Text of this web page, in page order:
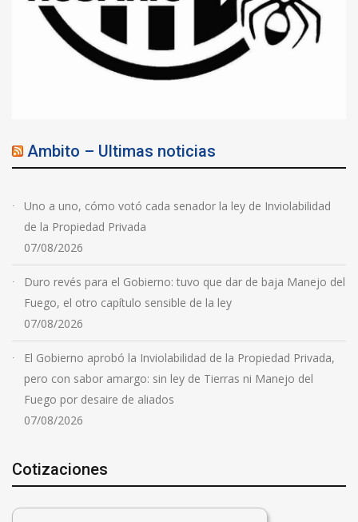
Ambito – Ultimas noticias
Uno a uno, cómo votó cada senador la ley de Inviolabilidad
de la Propiedad Privada
07/08/2026
Duro revés para el Gobierno: tuvo que dar de baja Manejo del
Fuego, el otro capítulo sensible de la ley
07/08/2026
El Gobierno aprobó la Inviolabilidad de la Propiedad Privada,
pero con sabor amargo: sin ley de Tierras ni Manejo del
Fuego por desaire de aliados
07/08/2026
Cotizaciones